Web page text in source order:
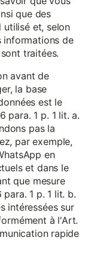
que des
utilisé et, selon
informations de
traitées.
avant de
la base
est le
para. 1 p. 1 lit. a.
pas la
par exemple,
en
et dans le
que mesure
1 p. 1 lit. b.
intéressées sur
à l'Art.
rapide